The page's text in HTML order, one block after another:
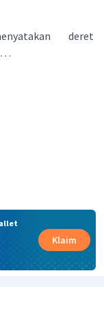
deret
…
Klaim